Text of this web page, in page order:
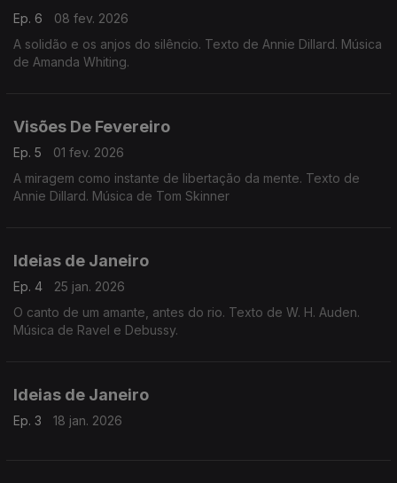
Ep. 6
08 fev. 2026
A solidão e os anjos do silêncio. Texto de Annie Dillard. Música
de Amanda Whiting.
Visões De Fevereiro
Ep. 5
01 fev. 2026
A miragem como instante de libertação da mente. Texto de
Annie Dillard. Música de Tom Skinner
Ideias de Janeiro
Ep. 4
25 jan. 2026
O canto de um amante, antes do rio. Texto de W. H. Auden.
Música de Ravel e Debussy.
Ideias de Janeiro
Ep. 3 18 jan. 2026